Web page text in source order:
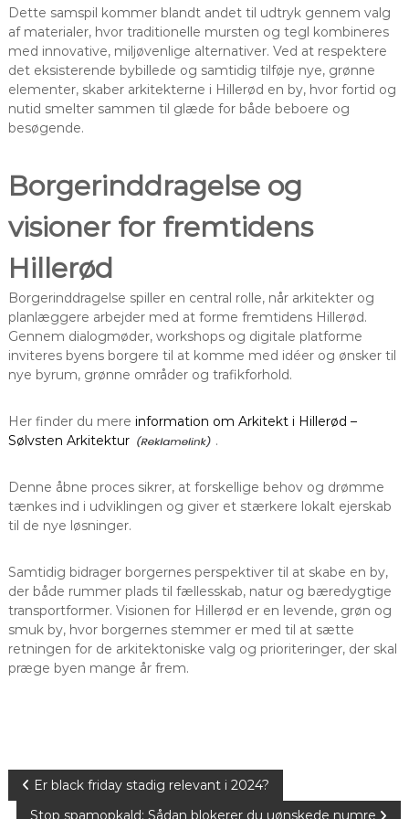
Dette samspil kommer blandt andet til udtryk gennem valg
af materialer, hvor traditionelle mursten og tegl kombineres
med innovative, miljøvenlige alternativer. Ved at respektere
det eksisterende bybillede og samtidig tilføje nye, grønne
elementer, skaber arkitekterne i Hillerød en by, hvor fortid og
nutid smelter sammen til glæde for både beboere og
besøgende.
Borgerinddragelse og
visioner for fremtidens
Hillerød
Borgerinddragelse spiller en central rolle, når arkitekter og
planlæggere arbejder med at forme fremtidens Hillerød.
Gennem dialogmøder, workshops og digitale platforme
inviteres byens borgere til at komme med idéer og ønsker til
nye byrum, grønne områder og trafikforhold.
Her finder du mere information om Arkitekt i Hillerød –
Sølvsten Arkitektur
.
Denne åbne proces sikrer, at forskellige behov og drømme
tænkes ind i udviklingen og giver et stærkere lokalt ejerskab
til de nye løsninger.
Samtidig bidrager borgernes perspektiver til at skabe en by,
der både rummer plads til fællesskab, natur og bæredygtige
transportformer. Visionen for Hillerød er en levende, grøn og
smuk by, hvor borgernes stemmer er med til at sætte
retningen for de arkitektoniske valg og prioriteringer, der skal
præge byen mange år frem.
Er black friday stadig relevant i 2024?
Stop spamopkald: Sådan blokerer du uønskede numre